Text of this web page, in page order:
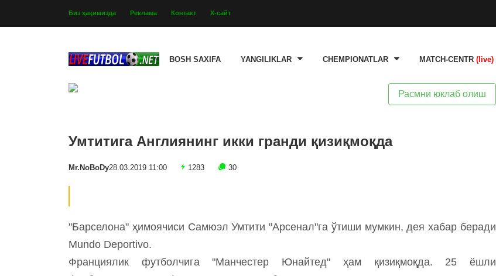
Биз ҳақимизда Реклама Контакт Х-сайт
BOSH SAXIFA YANGILIKLAR CHEMPIONATLAR MATCH-CENTR (live)
Расмни юклаб олиш
Умтитига Англиянинг икки гранди қизиқмоқда
Mr.NoBoDy28.03.2019 11:00 1283 30
"Барселона" ҳимоячиси Самюэл Умтити "Арсенал"га ўтиши мумкин, дея хабар беради
Mundo Deportivo.
Франциялик футболчига "Манчестер Юнайтед" ҳам қизиқмоқда. 25 ёшли